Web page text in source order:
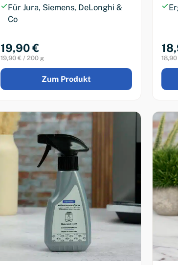
Für Jura, Siemens, DeLonghi &
Co
19,90 €
19,90 € / 200 g
Zum Produkt